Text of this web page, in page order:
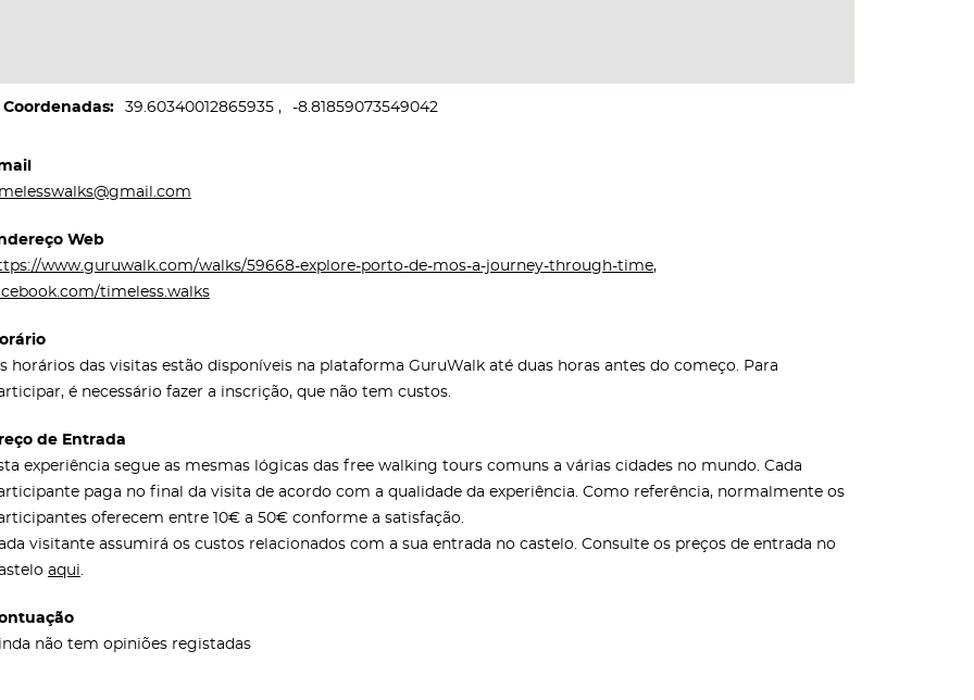
Coordenadas 39.60340012865935 -8.81859073549042
Web
www.guruwalk.com/walks/59668-explore-porto-de-mos-a-journey-through-time,
timeless.walks
horários das visitas estão disponíveis na plataforma GuruWalk até duas horas antes do começo. Para
é necessário fazer a inscrição, que não tem custos.
de Entrada
experiência segue as mesmas lógicas das free walking tours comuns a várias cidades no mundo. Cada
paga no final da visita de acordo com a qualidade da experiência. Como referência, normalmente os
oferecem entre 10€ a 50€ conforme a satisfação.
visitante assumirá os custos relacionados com a sua entrada no castelo. Consulte os preços de entrada no
aqui.
não tem opiniões registadas